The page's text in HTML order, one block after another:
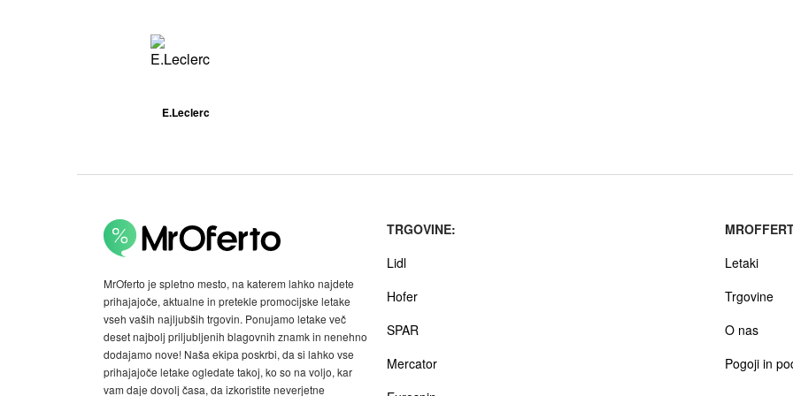
E.Leclerc
MrOferto je spletno mesto, na katerem lahko najdete
prihajajoče, aktualne in pretekle promocijske letake
vseh vaših najljubših trgovin. Ponujamo letake več
deset najbolj priljubljenih blagovnih znamk in nenehno
dodajamo nove! Naša ekipa poskrbi, da si lahko vse
prihajajoče letake ogledate takoj, ko so na voljo, kar
vam daje dovolj časa, da izkoristite neverjetne
TRGOVINE:
Lidl
Hofer
SPAR
Mercator
Letaki
Trgovine
O nas
Pogoji in